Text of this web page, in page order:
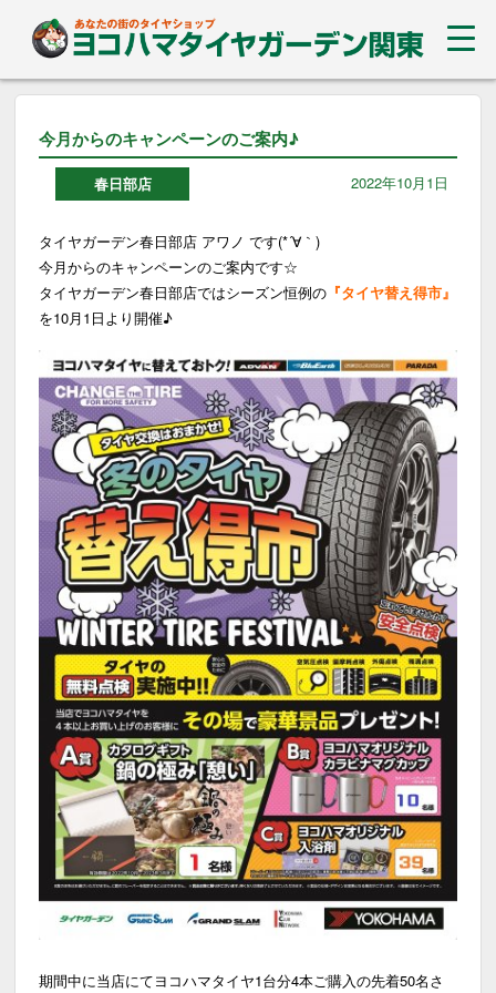
今月からのキャンペーンのご案内♪
春日部店 2022年10月1日
タイヤガーデン春日部店 アワノ です(*´∀｀)
今月からのキャンペーンのご案内です☆
タイヤガーデン春日部店ではシーズン恒例の 『タイヤ替え得市』
を10月1日より開催♪
期間中に当店にてヨコハマタイヤ1台分4本ご購入の先着50名さ